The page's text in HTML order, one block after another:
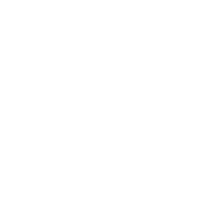
Arasa. Leia nossos conteúdos!
Arasa. Leia nossos conteúdos!